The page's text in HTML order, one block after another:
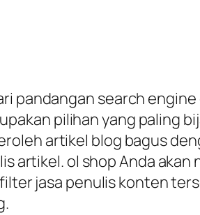
pandangan search
pilihan yang paling
artikel blog bagus
artikel. ol shop Anda
jasa penulis konten